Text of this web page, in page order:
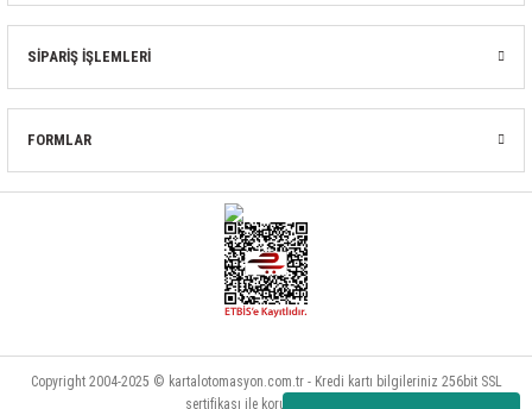
SİPARİŞ İŞLEMLERİ
FORMLAR
Copyright 2004-2025 © kartalotomasyon.com.tr - Kredi kartı bilgileriniz 256bit SSL
sertifikası ile korunmaktadır.